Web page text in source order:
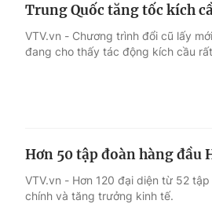
Trung Quốc tăng tốc kích
VTV.vn - Chương trình đổi cũ lấy
đang cho thấy tác động kích cầu
Hơn 50 tập đoàn hàng đầu
VTV.vn - Hơn 120 đại diện từ 52
chính và tăng trưởng kinh tế.